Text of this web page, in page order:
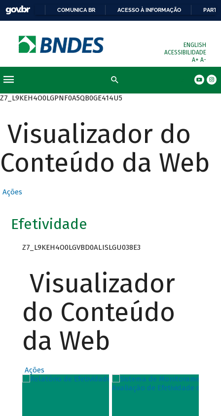
COMUNICA BR ACESSO À INFORMAÇÃO
ENGLISH
ACESSIBILIDADE
A+ A-
Z7_L9KEH4O0LGPNF0A5QB0GE414U5
Visualizador do
Conteúdo da Web
Ações
Efetividade
Z7_L9KEH4O0LGVBD0ALISLGU038E3
Visualizador
do Conteúdo
da Web
Ações